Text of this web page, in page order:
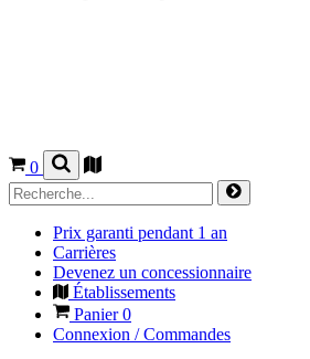
0
Prix garanti pendant 1 an
Carrières
Devenez un concessionnaire
Établissements
Panier0
Connexion / Commandes